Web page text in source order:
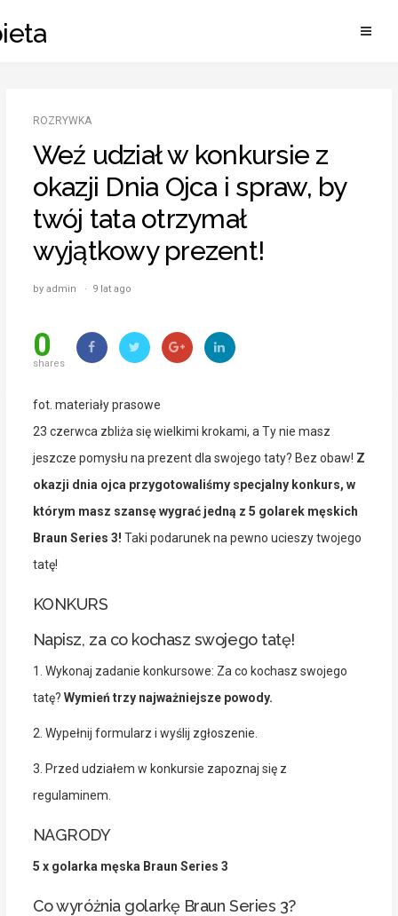
to
ROZRYWKA
Weź udział w konkursie z
okazji Dnia Ojca i spraw, by
twój tata otrzymał
wyjątkowy prezent!
by admin · 9 lat ago
0
shares
fot. materiały prasowe
23 czerwca zbliża się wielkimi krokami, a Ty nie masz
jeszcze pomysłu na prezent dla swojego taty? Bez obaw! Z
okazji dnia ojca przygotowaliśmy specjalny konkurs, w
którym masz szansę wygrać jedną z 5 golarek męskich
Braun Series 3! Taki podarunek na pewno ucieszy twojego
tatę!
KONKURS
Napisz, za co kochasz swojego tatę!
1. Wykonaj zadanie konkursowe: Za co kochasz swojego
tatę? Wymień trzy najważniejsze powody.
2. Wypełnij formularz i wyślij zgłoszenie.
3. Przed udziałem w konkursie zapoznaj się z
regulaminem.
NAGRODY
5 x golarka męska Braun Series 3
Co wyróżnia golarkę Braun Series 3?